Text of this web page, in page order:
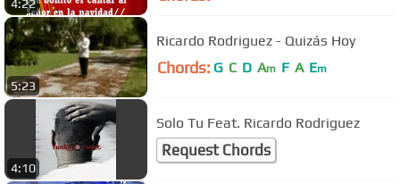
4:22
5:23
Ricardo Rodriguez - Quizás Hoy
Chords: G C D Am F A Em
4:10
Solo Tu Feat. Ricardo Rodriguez
Request Chords